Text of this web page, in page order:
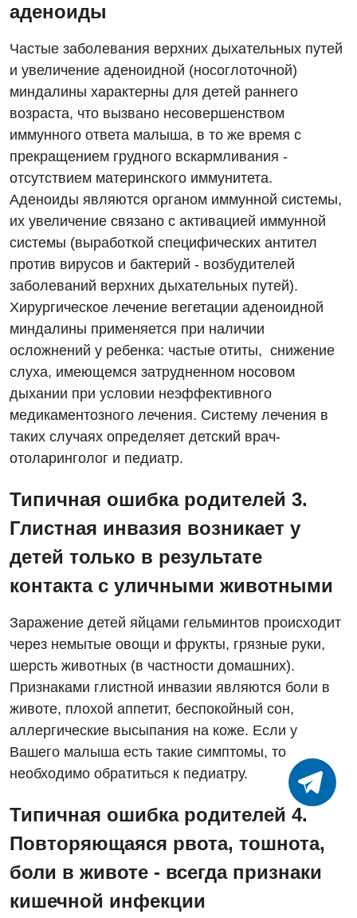
аденоиды
Частые заболевания верхних дыхательных путей
и увеличение аденоидной (носоглоточной)
миндалины характерны для детей раннего
возраста, что вызвано несовершенством
иммунного ответа малыша, в то же время с
прекращением грудного вскармливания -
отсутствием материнского иммунитета.
Аденоиды являются органом иммунной системы,
их увеличение связано с активацией иммунной
системы (выработкой специфических антител
против вирусов и бактерий - возбудителей
заболеваний верхних дыхательных путей).
Хирургическое лечение вегетации аденоидной
миндалины применяется при наличии
осложнений у ребенка: частые отиты, снижение
слуха, имеющемся затрудненном носовом
дыхании при условии неэффективного
медикаментозного лечения. Систему лечения в
таких случаях определяет детский врач-
отоларинголог и педиатр.
Типичная ошибка родителей 3.
Глистная инвазия возникает у
детей только в результате
контакта с уличными животными
Заражение детей яйцами гельминтов происходит
через немытые овощи и фрукты, грязные руки,
шерсть животных (в частности домашних).
Признаками глистной инвазии являются боли в
животе, плохой аппетит, беспокойный сон,
аллергические высыпания на коже. Если у
Вашего малыша есть такие симптомы, то
необходимо обратиться к педиатру.
Типичная ошибка родителей 4.
Повторяющаяся рвота, тошнота,
боли в животе - всегда признаки
кишечной инфекции